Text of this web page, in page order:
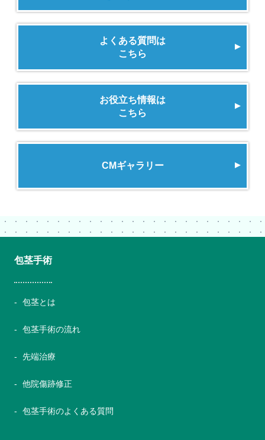
よくある質問は
こちら
お役立ち情報は
こちら
CMギャラリー
包茎手術
包茎とは
包茎手術の流れ
先端治療
他院傷跡修正
包茎手術のよくある質問